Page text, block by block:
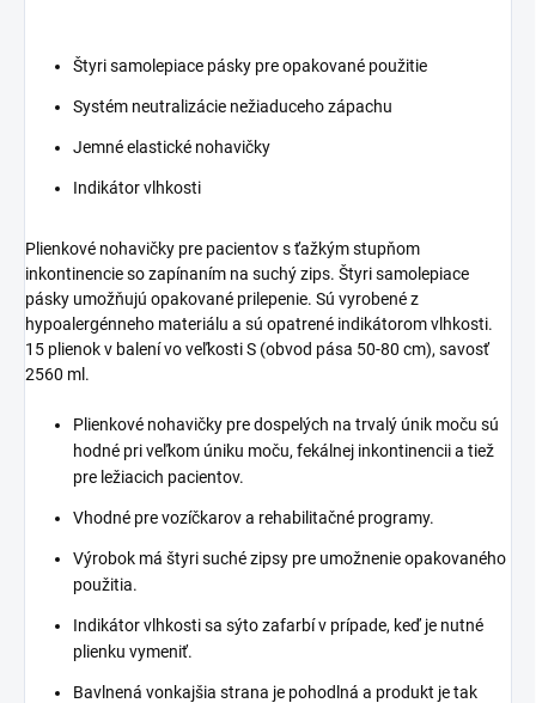
Štyri samolepiace pásky pre opakované použitie
Systém neutralizácie nežiaduceho zápachu
Jemné elastické nohavičky
Indikátor vlhkosti
Plienkové nohavičky pre pacientov s ťažkým stupňom
inkontinencie so zapínaním na suchý zips. Štyri samolepiace
pásky umožňujú opakované prilepenie. Sú vyrobené z
hypoalergénneho materiálu a sú opatrené indikátorom vlhkosti.
15 plienok v balení vo veľkosti S (obvod pása 50-80 cm), savosť
2560 ml.
Plienkové nohavičky pre dospelých na trvalý únik moču sú
hodné pri veľkom úniku moču, fekálnej inkontinencii a tiež
pre ležiacich pacientov.
Vhodné pre vozíčkarov a rehabilitačné programy.
Výrobok má štyri suché zipsy pre umožnenie opakovaného
použitia.
Indikátor vlhkosti sa sýto zafarbí v prípade, keď je nutné
plienku vymeniť.
Bavlnená vonkajšia strana je pohodlná a produkt je tak